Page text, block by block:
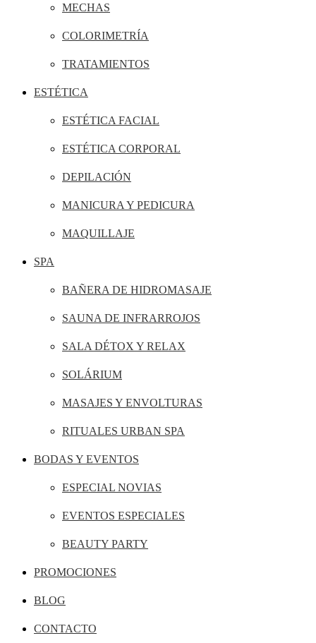
MECHAS
COLORIMETRÍA
TRATAMIENTOS
ESTÉTICA
ESTÉTICA FACIAL
ESTÉTICA CORPORAL
DEPILACIÓN
MANICURA Y PEDICURA
MAQUILLAJE
SPA
BAÑERA DE HIDROMASAJE
SAUNA DE INFRARROJOS
SALA DÉTOX Y RELAX
SOLÁRIUM
MASAJES Y ENVOLTURAS
RITUALES URBAN SPA
BODAS Y EVENTOS
ESPECIAL NOVIAS
EVENTOS ESPECIALES
BEAUTY PARTY
PROMOCIONES
BLOG
CONTACTO